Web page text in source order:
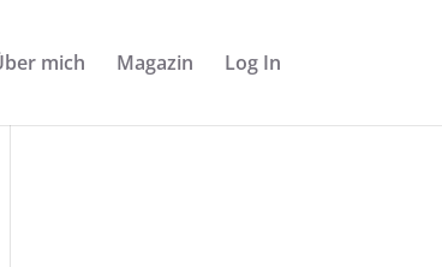
mich Magazin Log In